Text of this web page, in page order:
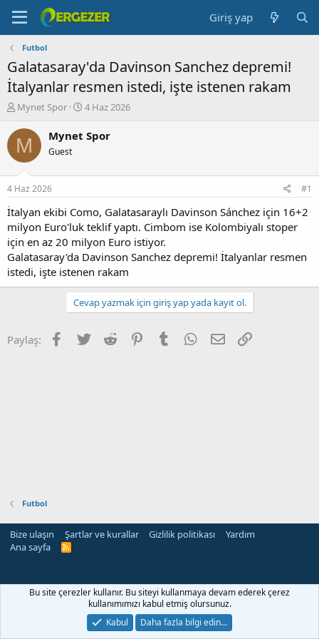
Giriş yap
Futbol
Galatasaray'da Davinson Sanchez depremi!
İtalyanlar resmen istedi, işte istenen rakam
K
n
b
u
u
b
a
ş
l
a
t
a
n
Mynet Spor
B
ş
ç
a
r
i
h
i
4 Haz 2026
M Mynet Spor
Guest
4 Haz 2026 #1
İtalyan ekibi Como, Galatasaraylı Davinson Sánchez için 16+2
milyon Euro'luk teklif yaptı. Cimbom ise Kolombiyalı stoper
için en az 20 milyon Euro istiyor.
Galatasaray'da Davinson Sanchez depremi! İtalyanlar resmen
istedi, işte istenen rakam
Cevap yazmak için giriş yap yada kayıt ol.
Paylaş: Facebook
Twitter Reddit PinterestTumblr WhatsApp
E-posta
Futbol
Bize ulaşın Şartlar ve kurallar Gizlilik politikası
Yardım
Ana sayfa
R
Bu site çerezler kullanır. Bu siteyi kullanmaya devam ederek çerez
kullanımımızı kabul etmiş olursunuz.
Kabul
Daha fazla bilgi edin…